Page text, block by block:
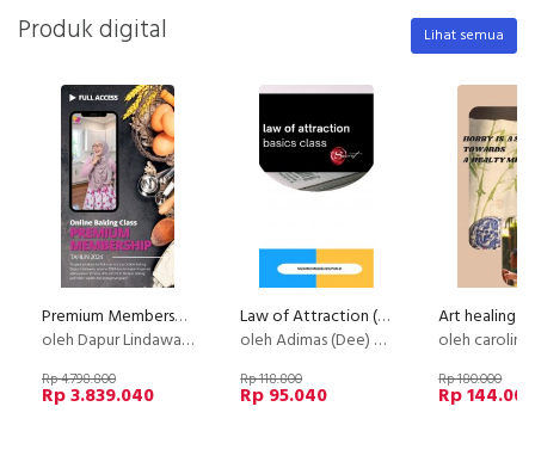
Produk digital Lihat semua
Premium Membership Dapur Lindawaty PU
oleh Dapur Lindawaty
Rp 4.798.800
Rp 3.839.040
Law of Attraction (LOA) - Basic
oleh Adimas (Dee) Wirajayanagara (Lesmana)
Rp 118.800
Rp 95.040
oleh
Rp 180.000
Rp 144.000